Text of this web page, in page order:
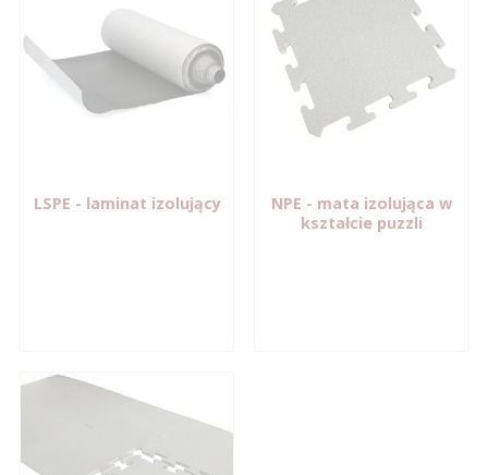
LSPE - laminat izolujący NPE - mata izolująca w
kształcie puzzli